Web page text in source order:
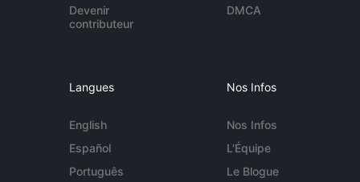
Devenir
contributeur
DMCA
Langues
English
Español
Português
Nos Infos
Nos Infos
L'Équipe
Le Blogue